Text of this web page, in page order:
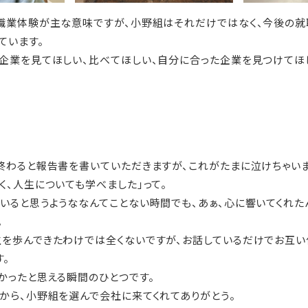
業体験が主な意味ですが、小野組はそれだけではなく、今後の
います。
業を見てほしい、比べてほしい、自分に合った企業を見つけてほ
わると報告書を書いていただきますが、これがたまに泣けちゃい
人生についても学べました」って。
ると思うようななんてことない時間でも、あぁ、心に響いてくれ
歩んできたわけでは全くないですが、お話しているだけでお互い
ったと思える瞬間のひとつです。
ら、小野組を選んで会社に来てくれてありがとう。